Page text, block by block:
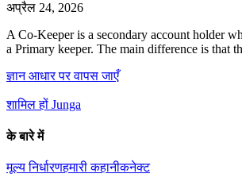
अप्रैल 24, 2026
A Co-Keeper is a secondary account holder
a Primary keeper. The main difference is that
ज्ञान आधार पर वापस जाएँ
शामिल हों Junga
के बारे में
मूल्य निर्धारणहमारी कहानीकनेक्ट